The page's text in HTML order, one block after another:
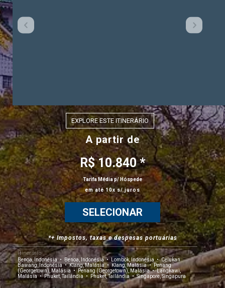
EXPLORE ESTE ITINERÁRIO
A partir de
R$ 10.840 *
Tarifa Média p/ Hóspede
em até 10x s/ juros
SELECIONAR
*+ Impostos, taxas e despesas portuárias
Itinerário
Benoa, Indonésia
Benoa, Indonésia Lombok, Indonésia
Celukan
Bawang, Indonésia
Klang, Malásia Klang, Malásia
Penang
(Georgetown), Malásia
Penang (Georgetown), Malásia
Langkawi,
Malásia
Phuket, Tailândia Phuket, Tailândia Singapore, Singapura